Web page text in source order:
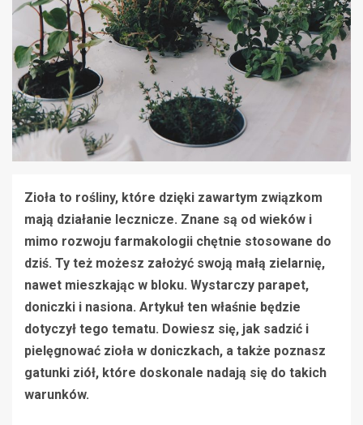
Zioła to rośliny, które dzięki zawartym związkom
mają działanie lecznicze. Znane są od wieków i
mimo rozwoju farmakologii chętnie stosowane do
dziś. Ty też możesz założyć swoją małą zielarnię,
nawet mieszkając w bloku. Wystarczy parapet,
doniczki i nasiona. Artykuł ten właśnie będzie
dotyczył tego tematu. Dowiesz się, jak sadzić i
pielęgnować zioła w doniczkach, a także poznasz
gatunki ziół, które doskonale nadają się do takich
warunków.